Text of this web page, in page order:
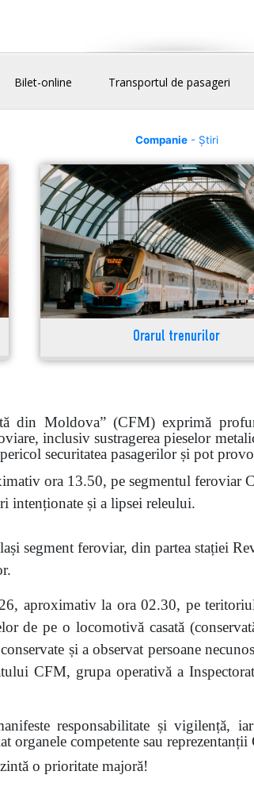
Bilet-online Transportul de pasageri
Companie- Știri
Orarul trenurilor
din Moldova” (CFM) exprimă
inclusiv sustragerea pieselor
securitatea pasagerilor și pot
ora 13.50, pe segmentul feroviar
intenționate și a lipsei releului.
segment feroviar, din partea stației
aproximativ la ora 02.30, pe
de pe o locomotivă casată
și a observat persoane
CFM, grupa operativă a
responsabilitate și vigilență,
organele competente sau reprezentanții
o prioritate majoră!